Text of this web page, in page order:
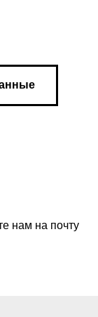
нам на почту